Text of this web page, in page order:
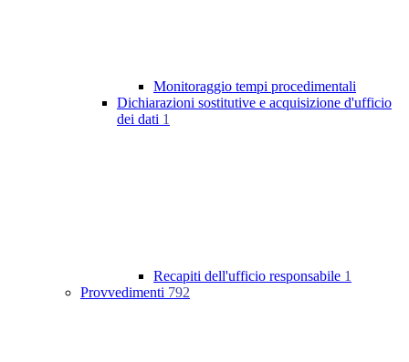
Monitoraggio tempi procedimentali
Dichiarazioni sostitutive e acquisizione d'ufficio
dei dati 1
Recapiti dell'ufficio responsabile 1
Provvedimenti 792